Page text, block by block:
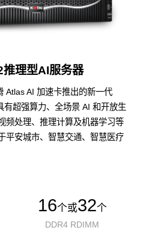
理型AI服务器
Atlas AI 加速卡推出的新一代
超强算力、全场景 AI 和开放生
频处理、推理计算及机器学习等
平安城市、智慧交通、智慧医疗
16个或32个
DDR4 RDIMM